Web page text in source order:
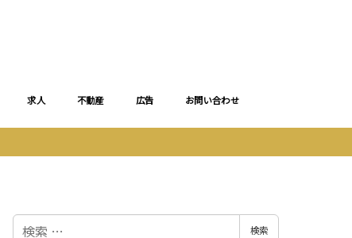
求人 不動産 広告 お問い合わせ
検
検索